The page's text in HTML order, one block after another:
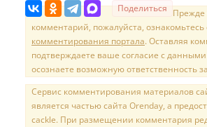
Поделиться Прежде
комментарий, пожалуйста, ознакомьтесь
комментирования портала. Оставляя
подтверждаете ваше согласие с
осознаете возможную ответственность
Сервис комментирования материалов
является частью сайта Orenday, а
cackle. При размещении комментария